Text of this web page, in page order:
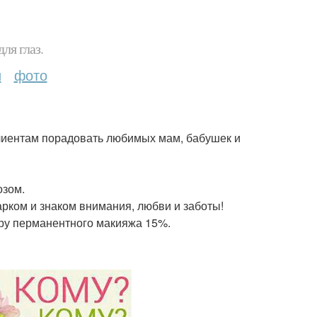
глаз.
фото
порадовать любимых мам, бабушек и
и знаком внимания, любви и заботы!
перманентного макияжа 15%.